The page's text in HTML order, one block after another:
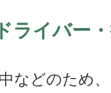
ライバー
などのため